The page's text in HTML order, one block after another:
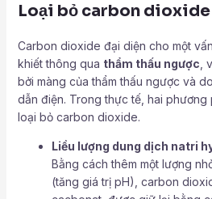
Loại bỏ carbon dioxide
Carbon dioxide đại diện cho một
khiết thông qua thẩm thấu ngược,
bởi màng của thẩm thấu ngược và
dẫn điện. Trong thực tế, hai
loại bỏ carbon dioxide.
Liều lượng dung dịch natri
Bằng cách thêm một lượng
(tăng giá trị pH), carbon